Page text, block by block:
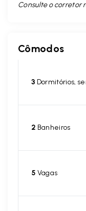
Consulte o corretor
Cômodos
3 Dormitórios,
2 Banheiros
5 Vagas